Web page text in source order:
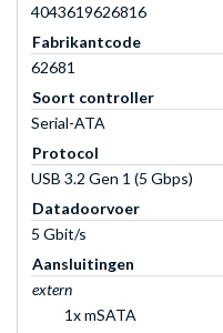
4043619626816
Fabrikantcode
62681
Soort controller
Serial-ATA
Protocol
USB 3.2 Gen 1 (5 Gbps)
Datadoorvoer
5 Gbit/s
Aansluitingen
extern
1x mSATA